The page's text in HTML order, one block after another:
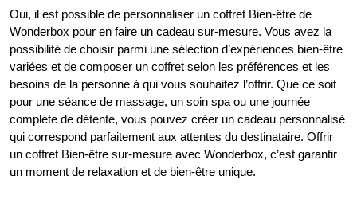
Oui, il est possible de personnaliser un coffret Bien-être de
Wonderbox pour en faire un cadeau sur-mesure. Vous avez la
possibilité de choisir parmi une sélection d’expériences bien-être
variées et de composer un coffret selon les préférences et les
besoins de la personne à qui vous souhaitez l’offrir. Que ce soit
pour une séance de massage, un soin spa ou une journée
complète de détente, vous pouvez créer un cadeau personnalisé
qui correspond parfaitement aux attentes du destinataire. Offrir
un coffret Bien-être sur-mesure avec Wonderbox, c’est garantir
un moment de relaxation et de bien-être unique.